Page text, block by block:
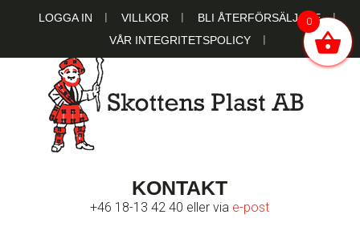
LOGGA IN VILLKOR
BLI ÅTERFÖRSÄLJARE
VÅR INTEGRITETSPOLICY
SKOTTENS
PLAST AB
KONTAKT
+46 18-13 42 40 eller via e-post
0